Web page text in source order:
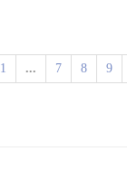
1 ... 7 8 9